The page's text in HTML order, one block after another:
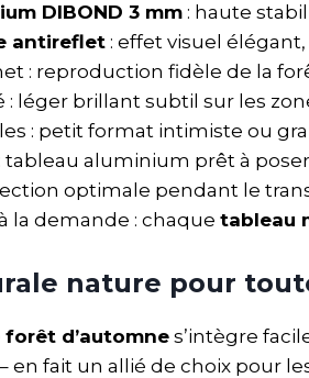
DIBOND 3 mm: haute
antireflet: effet visuel
: reproduction fidèle de la
léger brillant subtil sur les
: petit format intimiste ou
tableau aluminium prêt à
optimale pendant le
la demande : chaque tableau
nature pour
d’automne s’intègre
en fait un allié de choix pour